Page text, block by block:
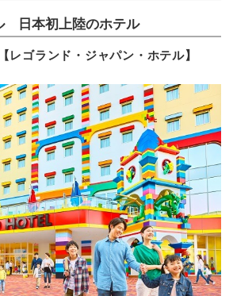
日本初上陸のホテル
ゴランド・ジャパン・ホテル】